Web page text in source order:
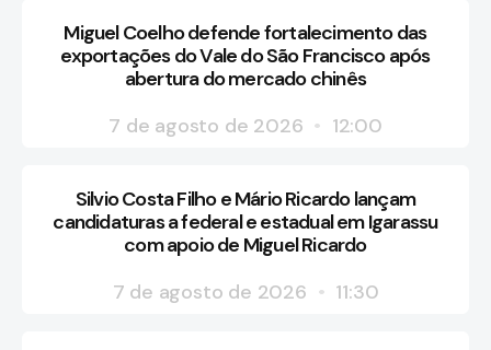
Miguel Coelho defende fortalecimento das
exportações do Vale do São Francisco após
abertura do mercado chinês
7 de agosto de 2026
12:00
Silvio Costa Filho e Mário Ricardo lançam
candidaturas a federal e estadual em Igarassu
com apoio de Miguel Ricardo
7 de agosto de 2026
11:30